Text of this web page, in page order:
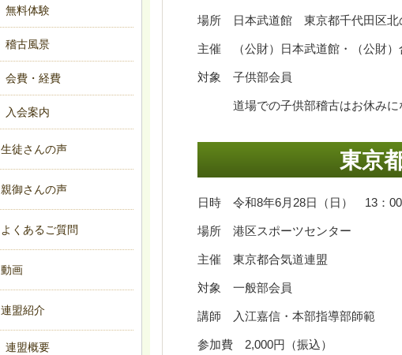
場所 日本武道館 東京都千代田区北
主催 （公財）日本武道館・（公財）
対象 子供部会員
道場での子供部稽古はお休みに
東京
日時 令和8年6月28日（日） 13：00
場所 港区スポーツセンター
主催 東京都合気道連盟
対象 一般部会員
講師 入江嘉信・本部指導部師範
参加費 2,000円（振込）
無料体験
稽古風景
会費・経費
入会案内
生徒さんの声
親御さんの声
よくあるご質問
動画
連盟紹介
連盟概要